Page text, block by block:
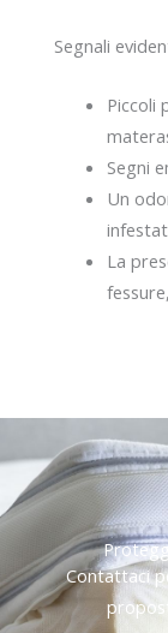
Segnali
Piccoli
Segni
Un
La
Contattaci